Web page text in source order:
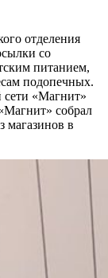
отделения
со
питанием,
подопечных.
сети «Магнит»
собрал
магазинов в